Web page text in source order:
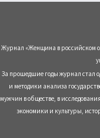
Журнал «Женщина в российском
За прошедшие годы журнал стал
и методики анализа
мужчин в обществе, в
экономики и культуры,